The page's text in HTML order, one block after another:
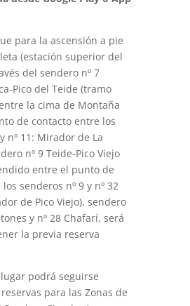
para la ascensión a pie
(estación superior del
del sendero nº 7
Pico del Teide (tramo
la cima de Montaña
de contacto entre los
nº 11: Mirador de La
nº 9 Teide-Pico Viejo
entre el punto de
senderos nº 9 y nº 32
de Pico Viejo), sendero
y nº 28 Chafarí, será
la previa reserva
podrá seguirse
para las Zonas de